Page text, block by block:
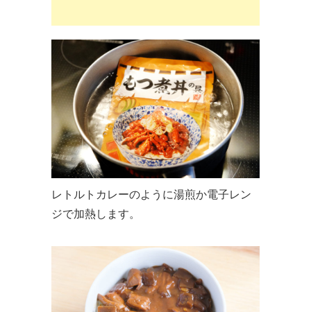
レトルトカレーのように湯煎か電子レン
ジで加熱します。